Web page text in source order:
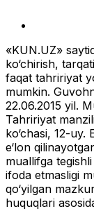
«KUN.UZ»
ko‘chirish,
faqat tahririyat
mumkin.
22.06.2015 yil.
Tahririyat
ko‘chasi, 12-uy.
e‘lon
muallifga
ifoda etmasligi
qo‘yilgan
huquqlari